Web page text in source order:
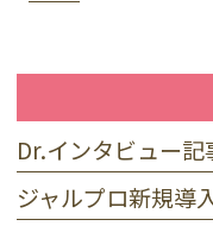
Dr.インタビュー記